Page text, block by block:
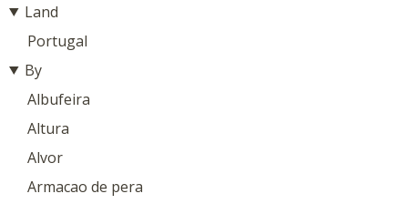
Land
Portugal
By
Albufeira
Altura
Alvor
Armacao de pera